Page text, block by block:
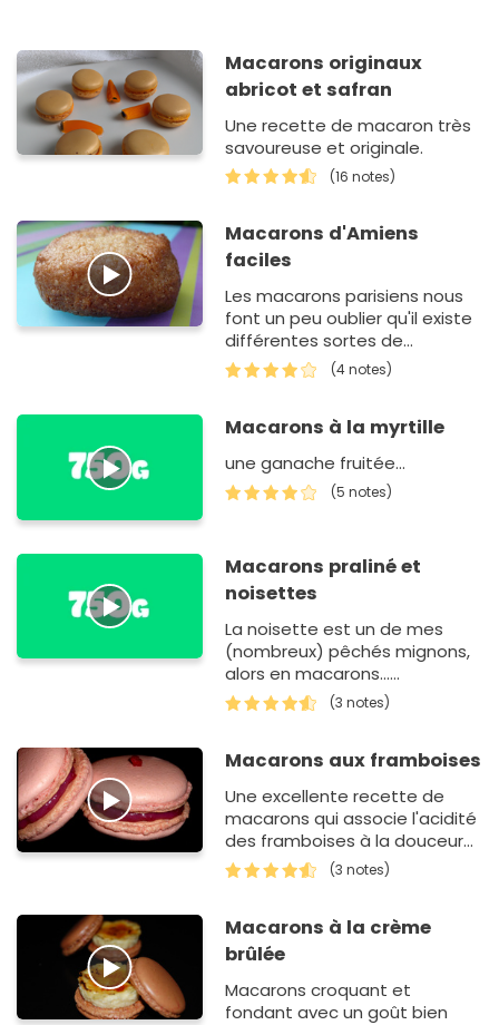
Macarons originaux
abricot et safran
Une recette de macaron très
savoureuse et originale.
(16 notes)
Macarons d'Amiens
faciles
Les macarons parisiens nous
font un peu oublier qu'il existe
différentes sortes de
macarons tout aussi délicieux
!
(4 notes)
Macarons à la myrtille
une ganache fruitée...
(5 notes)
Macarons praliné et
noisettes
La noisette est un de mes
(nombreux) pêchés mignons,
alors en macarons...
impossible d'y résister !
(3 notes)
Macarons aux framboises
Une excellente recette de
macarons qui associe l'acidité
des framboises à la douceur
du macaron.
(3 notes)
Macarons à la crème
brûlée
Macarons croquant et
fondant avec un goût bien